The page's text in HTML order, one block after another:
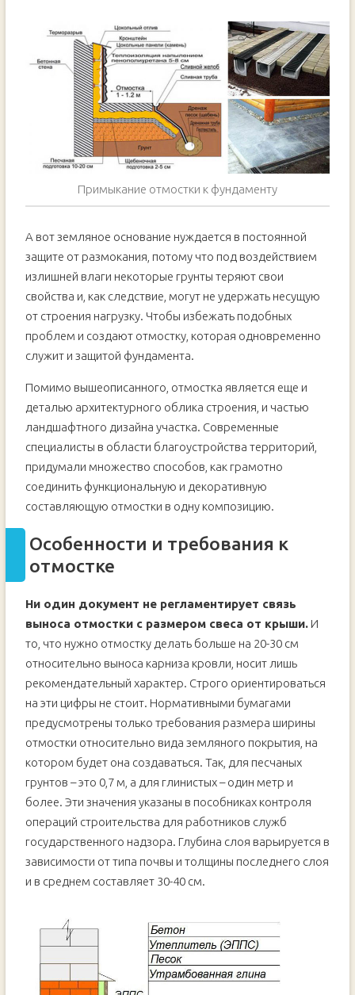
Примыкание отмостки к фундаменту
А вот земляное основание нуждается в постоянной
защите от размокания, потому что под воздействием
излишней влаги некоторые грунты теряют свои
свойства и, как следствие, могут не удержать несущую
от строения нагрузку. Чтобы избежать подобных
проблем и создают отмостку, которая одновременно
служит и защитой фундамента.
Помимо вышеописанного, отмостка является еще и
деталью архитектурного облика строения, и частью
ландшафтного дизайна участка. Современные
специалисты в области благоустройства территорий,
придумали множество способов, как грамотно
соединить функциональную и декоративную
составляющую отмостки в одну композицию.
Особенности и требования к
отмостке
Ни один документ не регламентирует связь
выноса отмостки с размером свеса от крыши.И
то, что нужно отмостку делать больше на 20-30 см
относительно выноса карниза кровли, носит лишь
рекомендательный характер. Строго ориентироваться
на эти цифры не стоит. Нормативными бумагами
предусмотрены только требования размера ширины
отмостки относительно вида земляного покрытия, на
котором будет она создаваться. Так, для песчаных
грунтов – это 0,7 м, а для глинистых – один метр и
более. Эти значения указаны в пособниках контроля
операций строительства для работников служб
государственного надзора. Глубина слоя варьируется в
зависимости от типа почвы и толщины последнего слоя
и в среднем составляет 30-40 см.